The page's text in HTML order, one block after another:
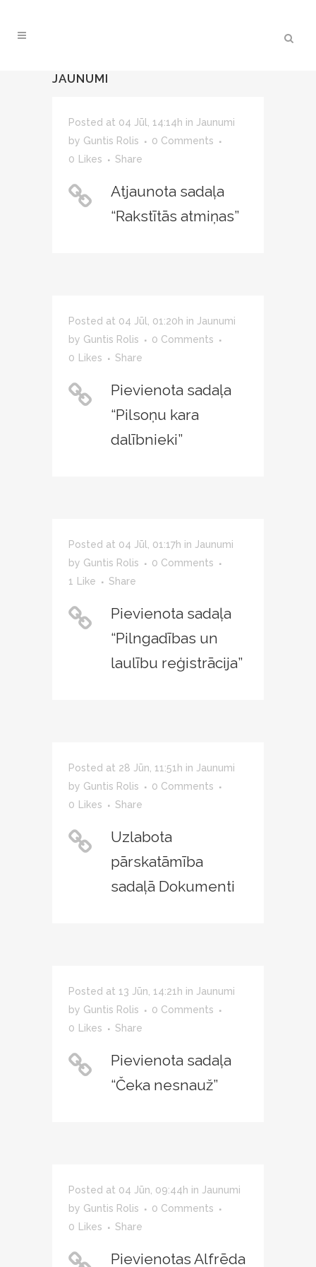
JAUNUMI
Posted at 04 Jūl, 14:14h in Jaunumi
by Guntis Rolis
0 Comments
0
Likes Share
Atjaunota sadaļa
“Rakstītās atmiņas”
Posted at 04 Jūl, 01:20h in Jaunumi
by Guntis Rolis
0 Comments
0
Likes Share
Pievienota sadaļa
“Pilsoņu kara
dalībnieki”
Posted at 04 Jūl, 01:17h in Jaunumi
by Guntis Rolis
0 Comments
1
Like Share
Pievienota sadaļa
“Pilngadības un
laulību reģistrācija”
Posted at 28 Jūn, 11:51h in Jaunumi
by Guntis Rolis
0 Comments
0
Likes Share
Uzlabota
pārskatāmība
sadaļā Dokumenti
Posted at 13 Jūn, 14:21h in Jaunumi
by Guntis Rolis
0 Comments
0
Likes Share
Pievienota sadaļa
“Čeka nesnauž”
Posted at 04 Jūn, 09:44h in Jaunumi
by Guntis Rolis
0 Comments
0
Likes Share
Pievienotas Alfrēda